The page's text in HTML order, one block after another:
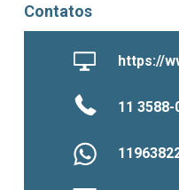
Contatos
https://
11 3588-